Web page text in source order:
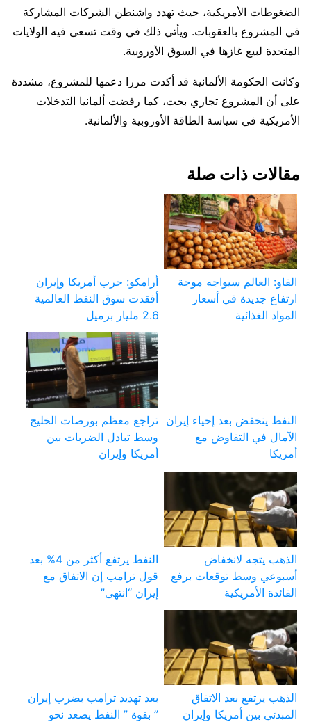
الضغوطات الأمريكية، حيث تهدد واشنطن الشركات المشاركة
في المشروع بالعقوبات. ويأتي ذلك في وقت تسعى فيه الولايات
المتحدة لبيع غازها في السوق الأوروبية.
وكانت الحكومة الألمانية قد أكدت مررا دعمها للمشروع، مشددة
على أن المشروع تجاري بحت، كما رفضت ألمانيا التدخلات
الأمريكية في سياسة الطاقة الأوروبية والألمانية.
مقالات ذات صلة
الفاو: العالم سيواجه موجة
ارتفاع جديدة في أسعار
المواد الغذائية
أرامكو: حرب أمريكا وإيران
أفقدت سوق النفط العالمية
2.6 مليار برميل
النفط ينخفض بعد إحياء إيران
الآمال في التفاوض مع
أمريكا
تراجع معظم بورصات الخليج
وسط تبادل الضربات بين
أمريكا وإيران
الذهب يتجه لانخفاض
أسبوعي وسط توقعات برفع
الفائدة الأمريكية
النفط يرتفع أكثر من 4% بعد
قول ترامب إن الاتفاق مع
إيران “انتهى”
الذهب يرتفع بعد الاتفاق
المبدئي بين أمريكا وإيران
بعد تهديد ترامب بضرب إيران
” بقوة ” النفط يصعد نحو